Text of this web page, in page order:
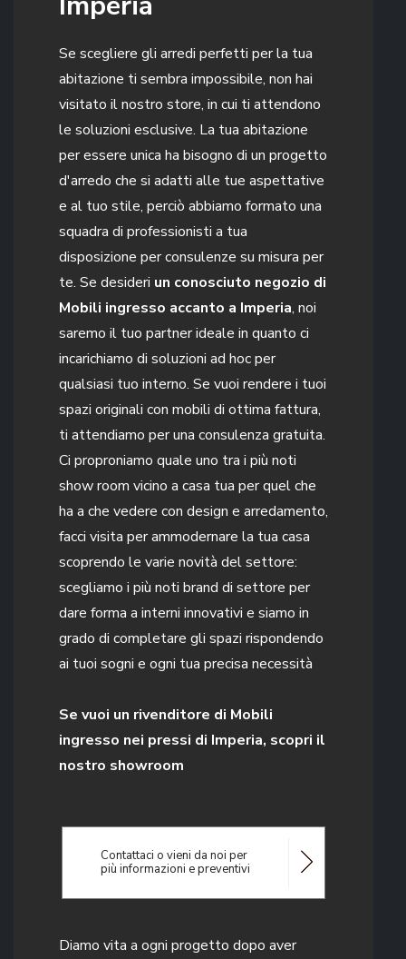
Se scegliere gli arredi perfetti per la tua
abitazione ti sembra impossibile, non hai
visitato il nostro store, in cui ti attendono
le soluzioni esclusive. La tua abitazione
per essere unica ha bisogno di un progetto
d'arredo che si adatti alle tue aspettative
e al tuo stile, perciò abbiamo formato una
squadra di professionisti a tua
disposizione per consulenze su misura per
te. Se desideri un conosciuto negozio di
Mobili ingresso accanto a Imperia, noi
saremo il tuo partner ideale in quanto ci
incarichiamo di soluzioni ad hoc per
qualsiasi tuo interno. Se vuoi rendere i tuoi
spazi originali con mobili di ottima fattura,
ti attendiamo per una consulenza gratuita.
Ci proproniamo quale uno tra i più noti
show room vicino a casa tua per quel che
ha a che vedere con design e arredamento,
facci visita per ammodernare la tua casa
scoprendo le varie novità del settore:
scegliamo i più noti brand di settore per
dare forma a interni innovativi e siamo in
grado di completare gli spazi rispondendo
ai tuoi sogni e ogni tua precisa necessità
Se vuoi un rivenditore di Mobili
ingresso nei pressi di Imperia, scopri il
nostro showroom
Contattaci o vieni da noi per
più informazioni e preventivi
Diamo vita a ogni progetto dopo aver